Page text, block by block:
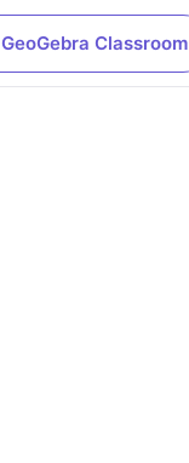
GeoGebra Classroom